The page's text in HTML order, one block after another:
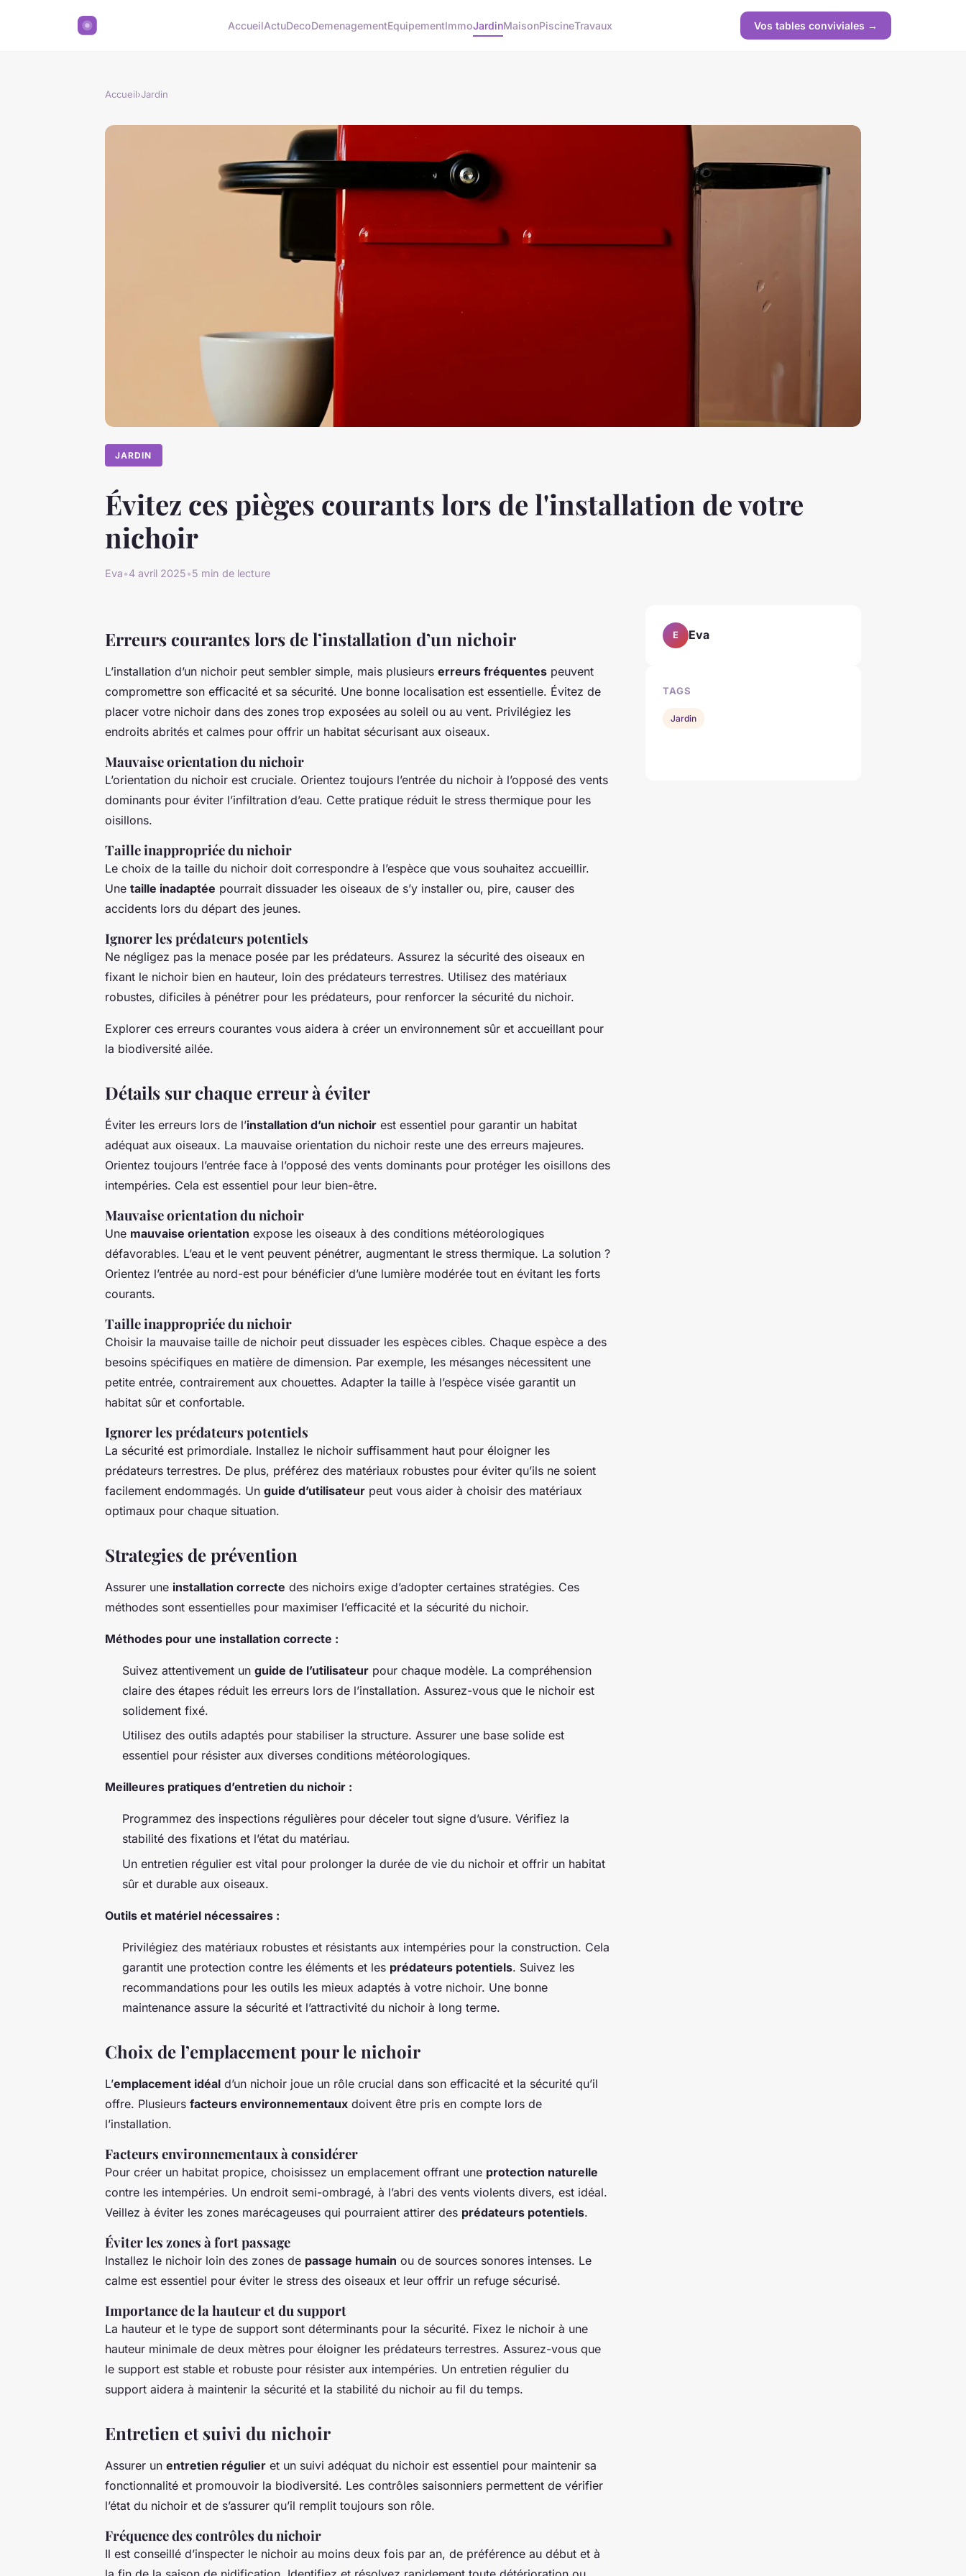
AccueilActuDecoDemenagementEquipementImmoJardinMaisonPiscineTravaux Vos tables conviviales →
Accueil›Jardin
JARDIN
Évitez ces pièges courants lors de l'installation de votre
nichoir
Eva•4 avril 2025•5 min de lecture
Erreurs courantes lors de l’installation d’un nichoir
L’installation d’un nichoir peut sembler simple, mais plusieurs erreurs fréquentes peuvent
compromettre son efficacité et sa sécurité. Une bonne localisation est essentielle. Évitez de
placer votre nichoir dans des zones trop exposées au soleil ou au vent. Privilégiez les
endroits abrités et calmes pour offrir un habitat sécurisant aux oiseaux.
Mauvaise orientation du nichoir
L’orientation du nichoir est cruciale. Orientez toujours l’entrée du nichoir à l’opposé des vents
dominants pour éviter l’infiltration d’eau. Cette pratique réduit le stress thermique pour les
oisillons.
Taille inappropriée du nichoir
Le choix de la taille du nichoir doit correspondre à l’espèce que vous souhaitez accueillir.
Une taille inadaptée pourrait dissuader les oiseaux de s’y installer ou, pire, causer des
accidents lors du départ des jeunes.
Ignorer les prédateurs potentiels
Ne négligez pas la menace posée par les prédateurs. Assurez la sécurité des oiseaux en
fixant le nichoir bien en hauteur, loin des prédateurs terrestres. Utilisez des matériaux
robustes, dificiles à pénétrer pour les prédateurs, pour renforcer la sécurité du nichoir.
Explorer ces erreurs courantes vous aidera à créer un environnement sûr et accueillant pour
la biodiversité ailée.
Détails sur chaque erreur à éviter
Éviter les erreurs lors de l’installation d’un nichoir est essentiel pour garantir un habitat
adéquat aux oiseaux. La mauvaise orientation du nichoir reste une des erreurs majeures.
Orientez toujours l’entrée face à l’opposé des vents dominants pour protéger les oisillons des
intempéries. Cela est essentiel pour leur bien-être.
Mauvaise orientation du nichoir
Une mauvaise orientation expose les oiseaux à des conditions météorologiques
défavorables. L’eau et le vent peuvent pénétrer, augmentant le stress thermique. La solution ?
Orientez l’entrée au nord-est pour bénéficier d’une lumière modérée tout en évitant les forts
courants.
Taille inappropriée du nichoir
Choisir la mauvaise taille de nichoir peut dissuader les espèces cibles. Chaque espèce a des
besoins spécifiques en matière de dimension. Par exemple, les mésanges nécessitent une
petite entrée, contrairement aux chouettes. Adapter la taille à l’espèce visée garantit un
habitat sûr et confortable.
Ignorer les prédateurs potentiels
La sécurité est primordiale. Installez le nichoir suffisamment haut pour éloigner les
prédateurs terrestres. De plus, préférez des matériaux robustes pour éviter qu’ils ne soient
facilement endommagés. Un guide d’utilisateur peut vous aider à choisir des matériaux
optimaux pour chaque situation.
Strategies de prévention
Assurer une installation correcte des nichoirs exige d’adopter certaines stratégies. Ces
méthodes sont essentielles pour maximiser l’efficacité et la sécurité du nichoir.
Méthodes pour une installation correcte :
Suivez attentivement un guide de l’utilisateur pour chaque modèle. La compréhension
claire des étapes réduit les erreurs lors de l’installation. Assurez-vous que le nichoir est
solidement fixé.
Utilisez des outils adaptés pour stabiliser la structure. Assurer une base solide est
essentiel pour résister aux diverses conditions météorologiques.
Meilleures pratiques d’entretien du nichoir :
Programmez des inspections régulières pour déceler tout signe d’usure. Vérifiez la
stabilité des fixations et l’état du matériau.
Un entretien régulier est vital pour prolonger la durée de vie du nichoir et offrir un habitat
sûr et durable aux oiseaux.
Outils et matériel nécessaires :
Privilégiez des matériaux robustes et résistants aux intempéries pour la construction. Cela
garantit une protection contre les éléments et les prédateurs potentiels. Suivez les
recommandations pour les outils les mieux adaptés à votre nichoir. Une bonne
maintenance assure la sécurité et l’attractivité du nichoir à long terme.
Choix de l’emplacement pour le nichoir
L’emplacement idéal d’un nichoir joue un rôle crucial dans son efficacité et la sécurité qu’il
offre. Plusieurs facteurs environnementaux doivent être pris en compte lors de
l’installation.
Facteurs environnementaux à considérer
Pour créer un habitat propice, choisissez un emplacement offrant une protection naturelle
contre les intempéries. Un endroit semi-ombragé, à l’abri des vents violents divers, est idéal.
Veillez à éviter les zones marécageuses qui pourraient attirer des prédateurs potentiels.
Éviter les zones à fort passage
Installez le nichoir loin des zones de passage humain ou de sources sonores intenses. Le
calme est essentiel pour éviter le stress des oiseaux et leur offrir un refuge sécurisé.
Importance de la hauteur et du support
La hauteur et le type de support sont déterminants pour la sécurité. Fixez le nichoir à une
hauteur minimale de deux mètres pour éloigner les prédateurs terrestres. Assurez-vous que
le support est stable et robuste pour résister aux intempéries. Un entretien régulier du
support aidera à maintenir la sécurité et la stabilité du nichoir au fil du temps.
Entretien et suivi du nichoir
Assurer un entretien régulier et un suivi adéquat du nichoir est essentiel pour maintenir sa
fonctionnalité et promouvoir la biodiversité. Les contrôles saisonniers permettent de vérifier
l’état du nichoir et de s’assurer qu’il remplit toujours son rôle.
Fréquence des contrôles du nichoir
Il est conseillé d’inspecter le nichoir au moins deux fois par an, de préférence au début et à
E Eva
TAGS
Jardin